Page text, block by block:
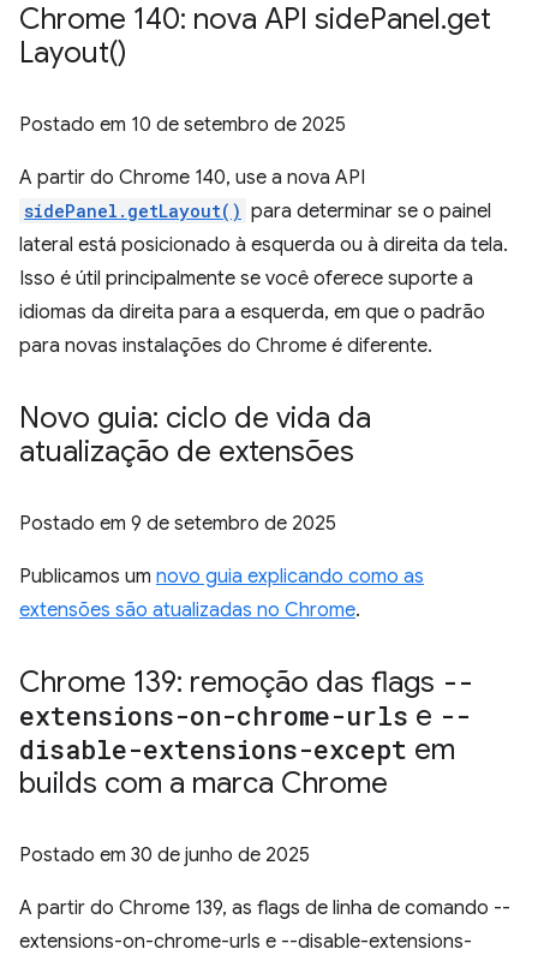
Chrome 140: nova API sidePanel.get
Layout()
Postado em 10 de setembro de 2025
A partir do Chrome 140, use a nova API
sidePanel.getLayout() para determinar se o painel
lateral está posicionado à esquerda ou à direita da tela.
Isso é útil principalmente se você oferece suporte a
idiomas da direita para a esquerda, em que o padrão
para novas instalações do Chrome é diferente.
Novo guia: ciclo de vida da
atualização de extensões
Postado em 9 de setembro de 2025
Publicamos um novo guia explicando como as
extensões são atualizadas no Chrome.
Chrome 139: remoção das flags --
extensions-on-chrome-urls e --
disable-extensions-except em
builds com a marca Chrome
Postado em 30 de junho de 2025
A partir do Chrome 139, as flags de linha de comando --
extensions-on-chrome-urls e --disable-extensions-